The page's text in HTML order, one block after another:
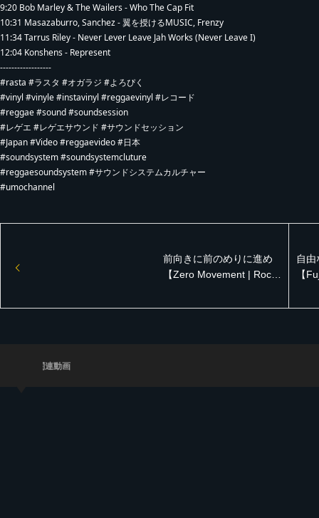
9:20 Bob Marley & The Wailers - Who The Cap Fit
10:31 Masazaburro, Sanchez - 翼を授けるMUSIC, Frenzy
11:34 Tarrus Riley - Never Lever Leave Jah Works (Never Leave I)
12:04 Konshens - Represent
------------------
#rasta #ラスタ #オガラジ #よろぴく
#vinyl #vinyle #instavinyl #reggaevinyl #レコード
#reggae #sound #soundsession
#レゲエ #レゲエサウンド #サウンドセッション
#Japan #Video #reggaevideo #日本
#soundsystem #soundsystemcluture
#reggaesoundsystem #サウンドシステムカルチャー
#umochannel
前向きに前のめりに進め
【Zero Movement | Rock
付き) レゲエサウンド イ
自
【
付き
関連動画